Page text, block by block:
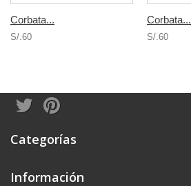
Corbata...
S/.60
Corbata...
S/.60
Categorías
Información